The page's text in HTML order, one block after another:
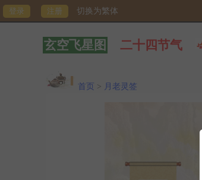
切换为繁体
玄空飞星图 二十四节气
首页 > 月老灵签